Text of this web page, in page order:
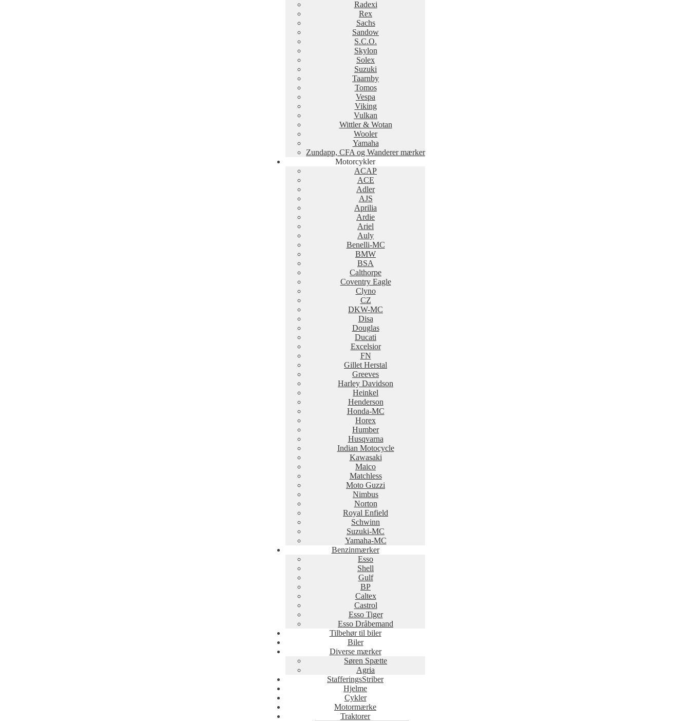
Radexi
Rex
Sachs
Sandow
S.C.O.
Skylon
Solex
Suzuki
Taarnby
Tomos
Vespa
Viking
Vulkan
Wittler & Wotan
Wooler
Yamaha
Zundapp, CFA og Wanderer mærker
Motorcykler
ACAP
ACE
Adler
AJS
Aprilia
Ardie
Ariel
Auly
Benelli-MC
BMW
BSA
Calthorpe
Coventry Eagle
Clyno
CZ
DKW-MC
Disa
Douglas
Ducati
Excelsior
FN
Gillet Herstal
Greeves
Harley Davidson
Heinkel
Henderson
Honda-MC
Horex
Humber
Husqvarna
Indian Motocycle
Kawasaki
Maico
Matchless
Moto Guzzi
Nimbus
Norton
Royal Enfield
Schwinn
Suzuki-MC
Yamaha-MC
Benzinmærker
Esso
Shell
Gulf
BP
Caltex
Castrol
Esso Tiger
Esso Dråbemand
Tilbehør til biler
Biler
Diverse mærker
Søren Spætte
Agria
StafferingsStriber
Hjelme
Cykler
Motormærke
Traktorer